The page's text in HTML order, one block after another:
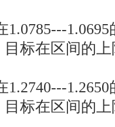
1.0695
标在区间的
1.2650
标在区间的